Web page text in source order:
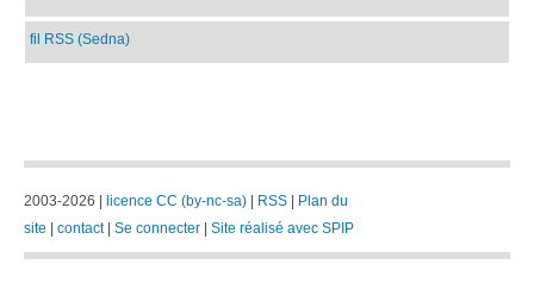
fil RSS (Sedna)
2003-2026 | licence CC (by-nc-sa) | RSS | Plan du
site | contact| Se connecter | Site réalisé avec SPIP